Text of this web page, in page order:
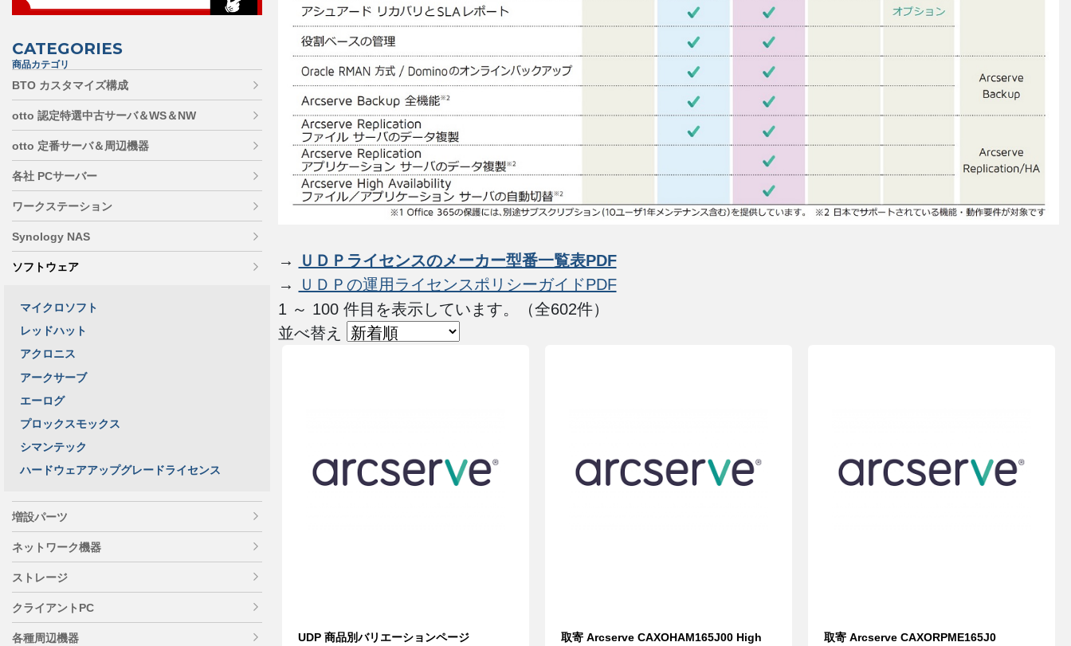
→
ＵＤＰライセンスのメーカー型番一覧表PDF
→
ＵＤＰの運用ライセンスポリシーガイドPDF
1 ～ 100 件目を表示しています。（全602件）
並べ替え
UDP 商品別バリエーションページ
取寄 Arcserve CAXOHAM165J00 High
取寄 Arcserve CAXORPME165J0
CATEGORIES
商品カテゴリ
BTO カスタマイズ構成
otto 認定特選中古サーバ＆WS＆NW
otto 定番サーバ＆周辺機器
各社 PCサーバー
ワークステーション
Synology NAS
ソフトウェア
マイクロソフト
レッドハット
アクロニス
アークサーブ
エーログ
プロックスモックス
シマンテック
ハードウェアアップグレードライセンス
増設パーツ
ネットワーク機器
ストレージ
クライアントPC
各種周辺機器